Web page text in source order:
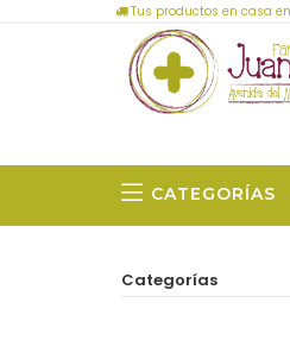
Tus productos en casa
CATEGORÍAS
Categorías